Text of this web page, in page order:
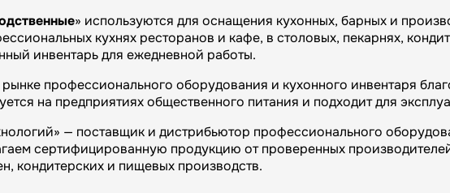
» используются для оснащения кухонных, барных и
кухнях ресторанов и кафе, в столовых, пекарнях,
инвентарь для ежедневной работы.
рынке профессионального оборудования и кухонного инвентаря
на предприятиях общественного питания и подходит для
— поставщик и дистрибьютор профессионального
сертифицированную продукцию от проверенных
кондитерских и пищевых производств.